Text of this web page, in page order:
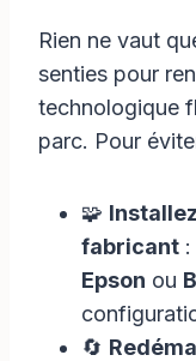
Rien ne vaut
senties pour
technologique
parc. Pour
🧩
fabricant
Epson ou
🔄